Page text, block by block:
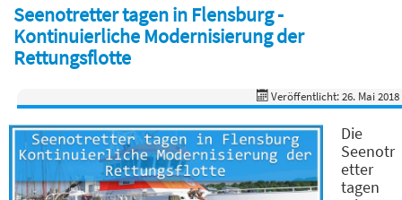
Seenotretter tagen in Flensburg -
Kontinuierliche Modernisierung der
Rettungsflotte
Veröffentlicht: 26. Mai 2018
Die
Seenotr
etter
tagen